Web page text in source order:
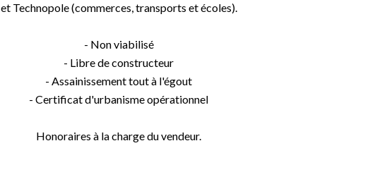
et Technopole (commerces, transports et écoles).
- Non viabilisé
- Libre de constructeur
- Assainissement tout à l'égout
- Certificat d'urbanisme opérationnel
Honoraires à la charge du vendeur.